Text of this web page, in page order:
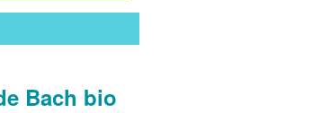
Bach bio